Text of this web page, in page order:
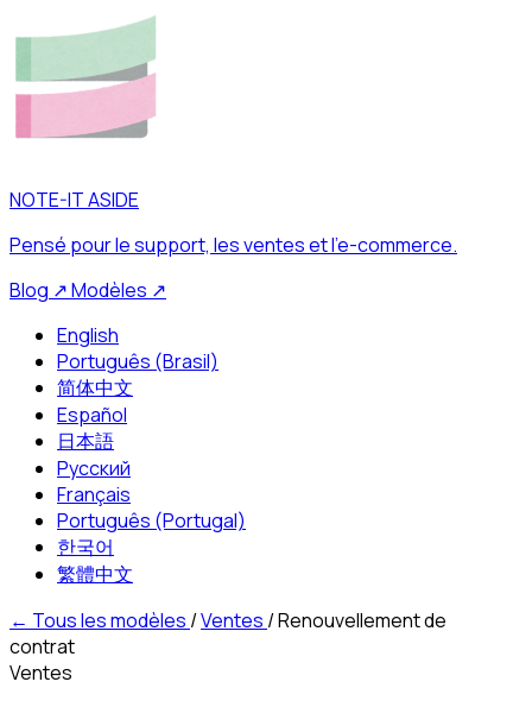
NOTE-IT ASIDE
Pensé pour le support, les ventes et l’e-commerce.
Blog ↗Modèles ↗
English
Português (Brasil)
简体中文
Español
日本語
Русский
Français
Português (Portugal)
한국어
繁體中文
← Tous les modèles /Ventes /Renouvellement de
contrat
Ventes